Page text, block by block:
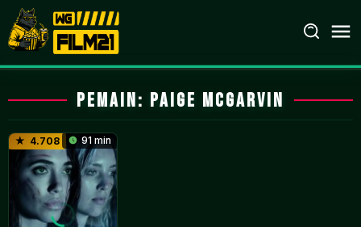
Loncat
ke
konten
Pemain: Paige McGarvin
4.708 91 min